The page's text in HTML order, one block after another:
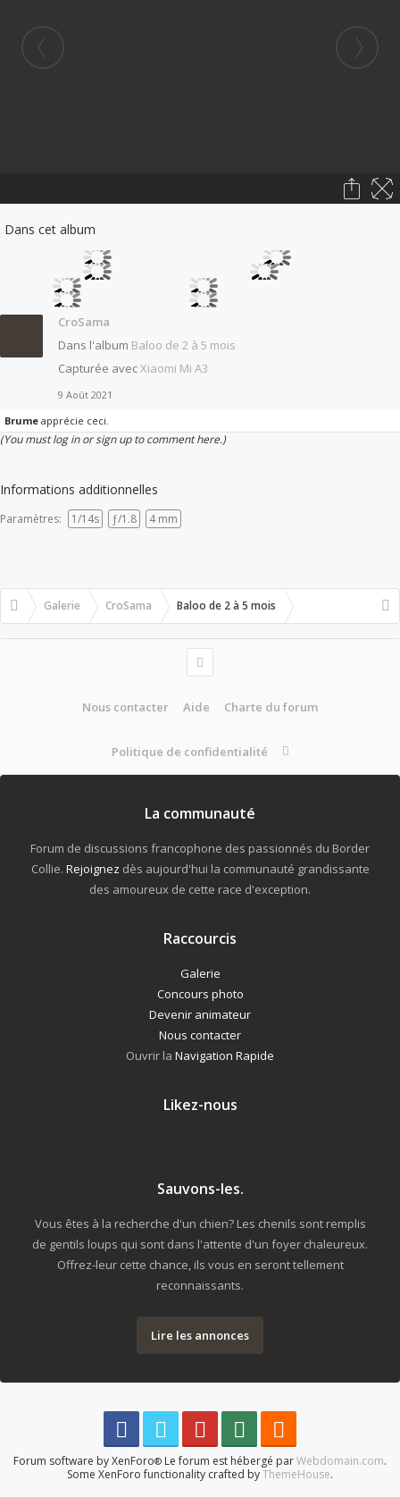
Dans cet album
CroSama
Dans l'album Baloo de 2 à 5 mois
Capturée avecXiaomi Mi A3
9 Août 2021
Brume apprécie ceci.
(You must log in or sign up to comment here.)
Informations additionnelles
Paramètres: 1/14s ƒ/1.8 4 mm
Galerie CroSama Baloo de 2 à 5 mois
Nous contacter Aide Charte du forum
Politique de confidentialité
La communauté
Forum de discussions francophone des passionnés du Border
Collie. Rejoignez dès aujourd'hui la communauté grandissante
des amoureux de cette race d'exception.
Raccourcis
Galerie
Concours photo
Devenir animateur
Nous contacter
Ouvrir la Navigation Rapide
Likez-nous
Sauvons-les.
Vous êtes à la recherche d'un chien? Les chenils sont remplis
de gentils loups qui sont dans l'attente d'un foyer chaleureux.
Offrez-leur cette chance, ils vous en seront tellement
reconnaissants.
Lire les annonces
Forum software by XenForo® Le forum est hébergé parWebdomain.com.
Some XenForo functionality crafted byThemeHouse.